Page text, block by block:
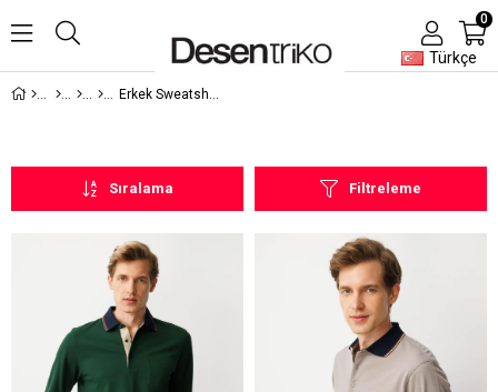
Türkçe
0
Erkek Sweatshirt
Filtreleme
Sıralama